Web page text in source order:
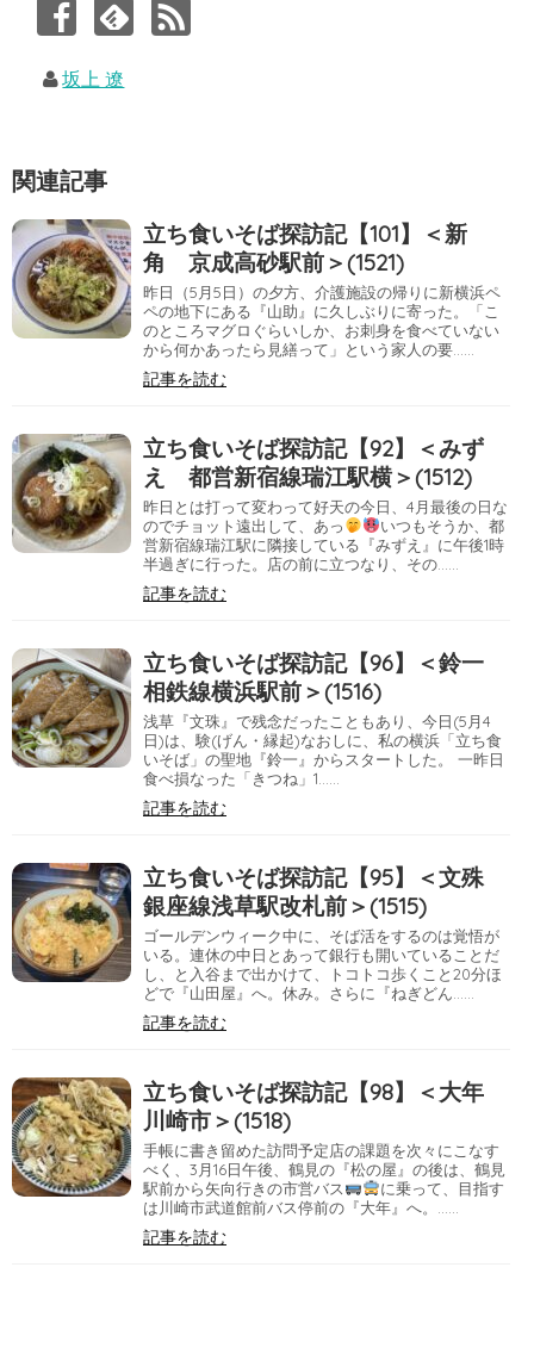
坂上 遼
関連記事
立ち食いそば探訪記【101】＜新
角 京成高砂駅前＞(1521)
昨日（5月5日）の夕方、介護施設の帰りに新横浜ペ
ペの地下にある『山助』に久しぶりに寄った。「こ
のところマグロぐらいしか、お刺身を食べていない
から何かあったら見繕って」という家人の要……
記事を読む
立ち食いそば探訪記【92】＜みず
え 都営新宿線瑞江駅横＞(1512)
昨日とは打って変わって好天の今日、4月最後の日な
のでチョット遠出して、あっ
いつもそうか、都
営新宿線瑞江駅に隣接している『みずえ』に午後1時
半過ぎに行った。店の前に立つなり、その……
記事を読む
立ち食いそば探訪記【96】＜鈴一
相鉄線横浜駅前＞(1516)
浅草『文珠』で残念だったこともあり、今日(5月4
日)は、験(げん・縁起)なおしに、私の横浜「立ち食
いそば」の聖地『鈴一』からスタートした。 一昨日
食べ損なった「きつね」1……
記事を読む
立ち食いそば探訪記【95】＜文殊
銀座線浅草駅改札前＞(1515)
ゴールデンウィーク中に、そば活をするのは覚悟が
いる。連休の中日とあって銀行も開いていることだ
し、と入谷まで出かけて、トコトコ歩くこと20分ほ
どで『山田屋』へ。休み。さらに『ねぎどん……
記事を読む
立ち食いそば探訪記【98】＜大年
川崎市＞(1518)
手帳に書き留めた訪問予定店の課題を次々にこなす
べく、3月16日午後、鶴見の『松の屋』の後は、鶴見
駅前から矢向行きの市営バス
に乗って、目指す
は川崎市武道館前バス停前の『大年』へ。……
記事を読む